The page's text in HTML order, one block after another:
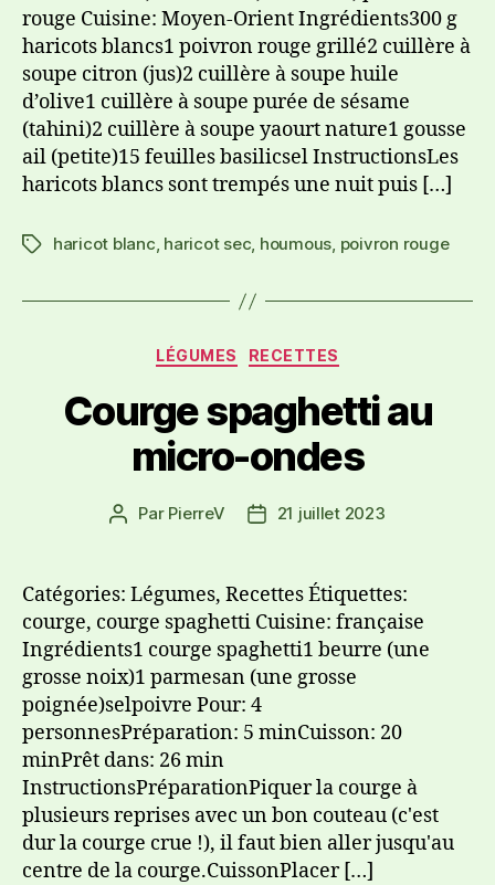
rouge Cuisine: Moyen-Orient Ingrédients300 g
haricots blancs1 poivron rouge grillé2 cuillère à
soupe citron (jus)2 cuillère à soupe huile
d’olive1 cuillère à soupe purée de sésame
(tahini)2 cuillère à soupe yaourt nature1 gousse
ail (petite)15 feuilles basilicsel InstructionsLes
haricots blancs sont trempés une nuit puis […]
haricot blanc, haricot sec, houmous, poivron rouge
LÉGUMES RECETTES
Courge spaghetti au
micro-ondes
Par PierreV 21 juillet 2023
Catégories: Légumes, Recettes Étiquettes:
courge, courge spaghetti Cuisine: française
Ingrédients1 courge spaghetti1 beurre (une
grosse noix)1 parmesan (une grosse
poignée)selpoivre Pour: 4
personnesPréparation: 5 minCuisson: 20
minPrêt dans: 26 min
InstructionsPréparationPiquer la courge à
plusieurs reprises avec un bon couteau (c'est
dur la courge crue !), il faut bien aller jusqu'au
centre de la courge.CuissonPlacer […]